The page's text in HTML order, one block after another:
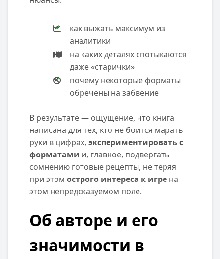
как выжать максимум из
аналитики
на каких деталях спотыкаются
даже «старички»
почему некоторые форматы
обречены на забвение
В результате — ощущение, что книга
написана для тех, кто не боится марать
руки в цифрах, экспериментировать с
форматами и, главное, подвергать
сомнению готовые рецепты, не теряя
при этом острого интереса к игре на
этом непредсказуемом поле.
Об авторе и его
значимости в